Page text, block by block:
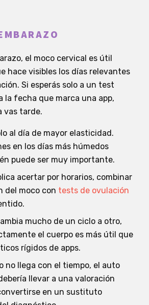
el moco cervical es útil
hace visibles los días relevantes
Si esperás solo a un test
la fecha que marca una app,
vas tarde.
al día de mayor elasticidad.
en los días más húmedos
puede ser muy importante.
acertar por horarios, combinar
del moco con tests de ovulación
mucho de un ciclo a otro,
el cuerpo es más útil que
rígidos de apps.
no llega con el tiempo, el auto
llevar a una valoración
en un sustituto